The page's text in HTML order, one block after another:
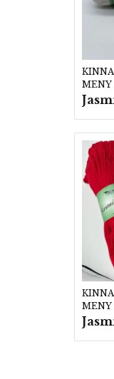
MENY
MENY